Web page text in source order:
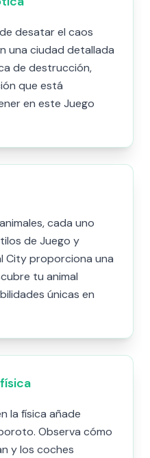
desatar el caos
una ciudad detallada
de destrucción,
que está
en este Juego
cada uno
de Juego y
City proporciona una
tu animal
únicas en
la física añade
Observa cómo
y los coches